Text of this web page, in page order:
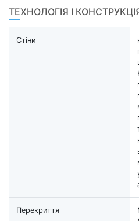
ТЕХНОЛОГІЯ І
Стіни
Перекриття